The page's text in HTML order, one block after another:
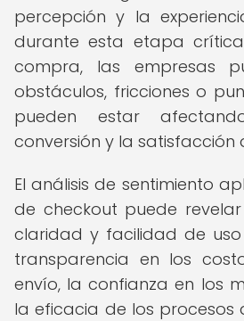
percepción y la
durante esta etapa
compra, las empresas
obstáculos, fricciones o
pueden estar
conversión y la satisfacción
El análisis de sentimiento
de checkout puede
claridad y facilidad de
transparencia en los
envío, la confianza en los
la eficacia de los procesos